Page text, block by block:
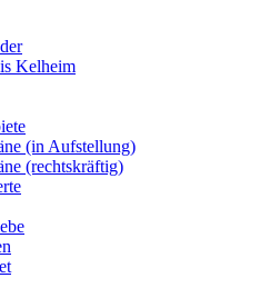
Kelheim
(in Aufstellung)
(rechtskräftig)